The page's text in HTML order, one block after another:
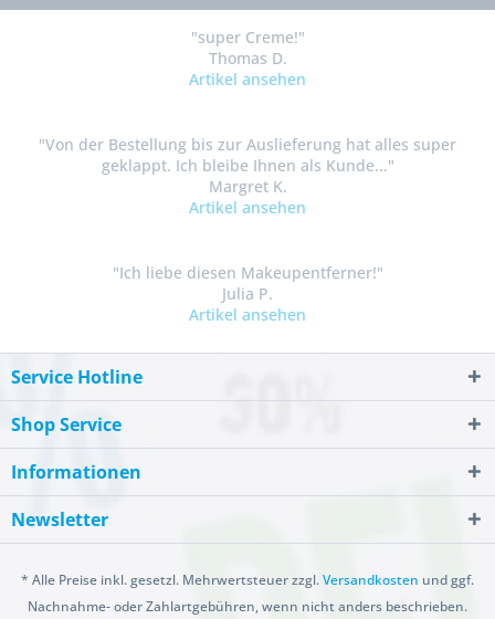
"super Creme!"
Thomas D.
Artikel ansehen
"Von der Bestellung bis zur Auslieferung hat alles super
geklappt. Ich bleibe Ihnen als Kunde..."
Margret K.
Artikel ansehen
"Ich liebe diesen Makeupentferner!"
Julia P.
Artikel ansehen
Service Hotline
Shop Service
Informationen
Newsletter
* Alle Preise inkl. gesetzl. Mehrwertsteuer zzgl.Versandkosten und ggf.
Nachnahme- oder Zahlartgebühren, wenn nicht anders beschrieben.